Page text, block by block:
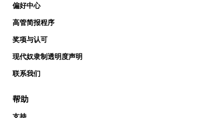
偏好中心
高管简报程序
奖项与认可
现代奴隶制透明度声明
联系我们
帮助